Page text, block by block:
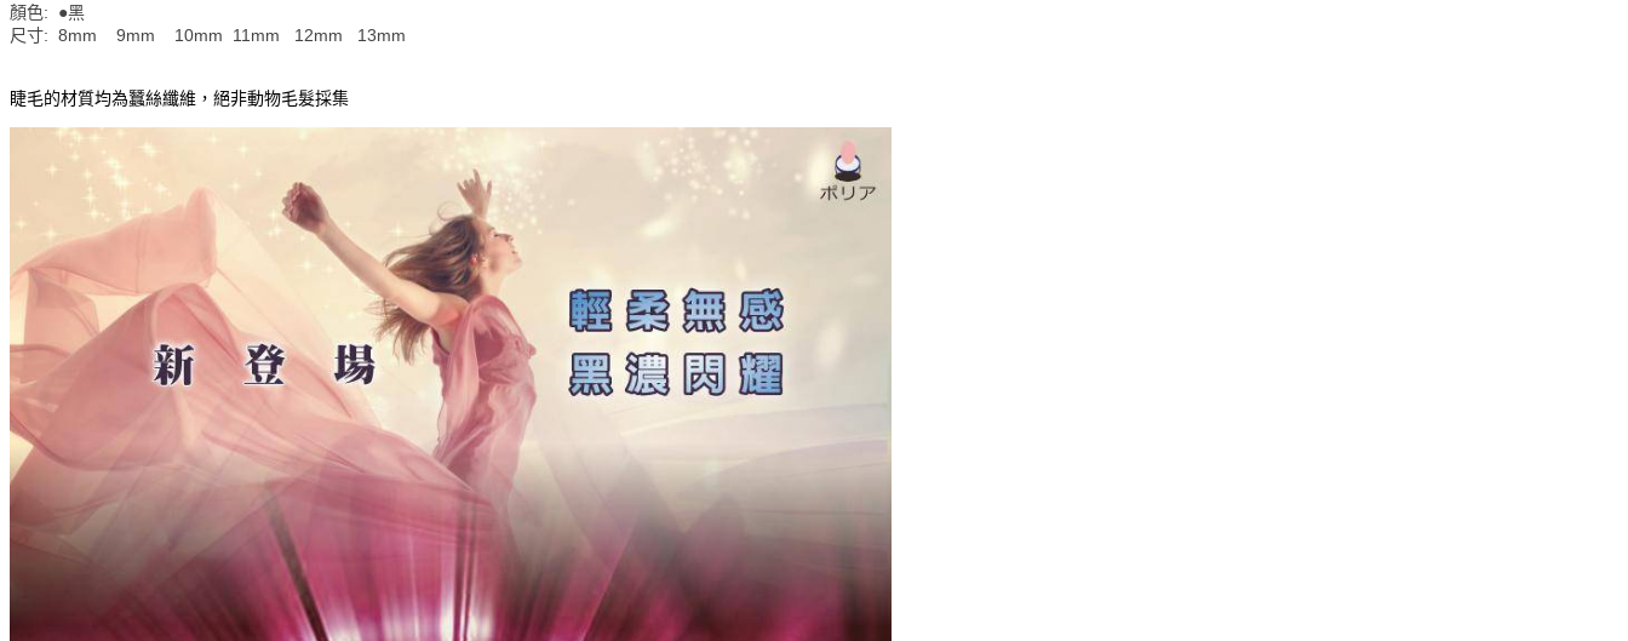
顏色: ●黑
尺寸: 8mm 9mm 10mm 11mm 12mm 13mm
睫毛的材質均為蠶絲纖維，絕非動物毛髮採集